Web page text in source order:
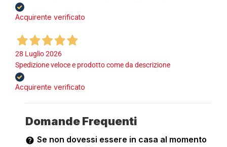
Acquirente verificato
28 Luglio 2026
Spedizione veloce e prodotto come da descrizione
Acquirente verificato
Domande Frequenti
Se non dovessi essere in casa al momento